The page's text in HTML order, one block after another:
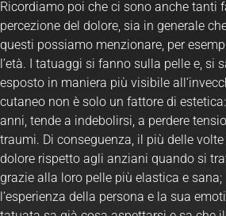
Ricordiamo poi che ci sono anche tanti
percezione del dolore, sia in generale
questi possiamo menzionare, per
l’età. I tatuaggi si fanno sulla pelle e, si
esposto in maniera più visibile
cutaneo non è solo un fattore di
anni, tende a indebolirsi, a perdere
traumi. Di conseguenza, il più delle
dolore rispetto agli anziani quando si
grazie alla loro pelle più elastica e sana;
l’esperienza della persona e la sua